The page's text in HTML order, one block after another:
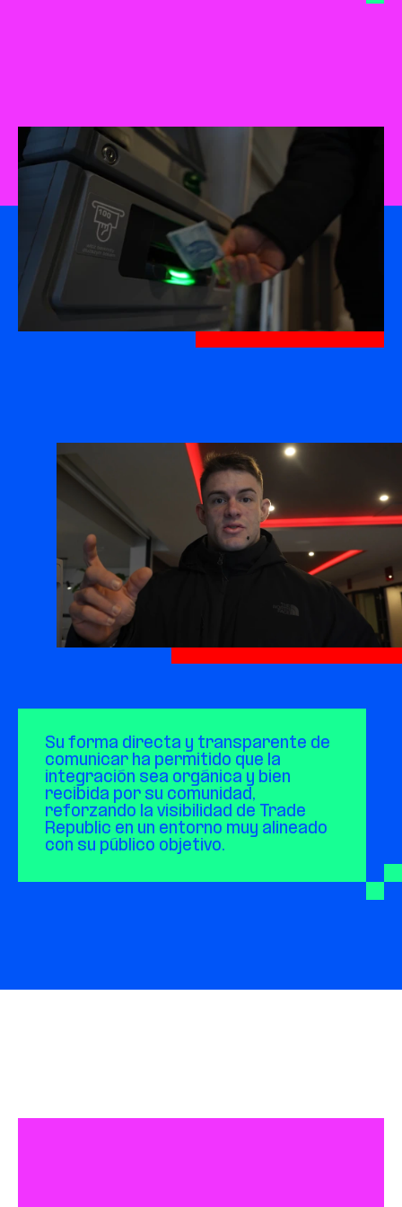
Su forma directa y transparente de
comunicar ha permitido que la
integración sea orgánica y bien
recibida por su comunidad,
reforzando la visibilidad de Trade
Republic en un entorno muy alineado
con su público objetivo.